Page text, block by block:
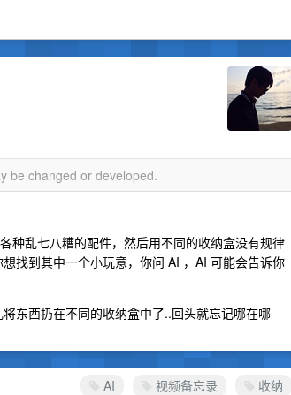
be changed or developed.
种乱七八糟的配件，然后用不同的收纳盒没有规律
找到其中一个小玩意，你问 AI ，AI 可能会告诉你
东西扔在不同的收纳盒中了..回头就忘记哪在哪
AI 视频备忘录 收纳